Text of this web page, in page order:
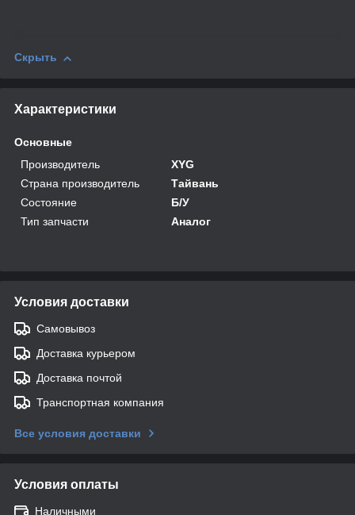
Скрыть
Характеристики
Основные
Производитель
XYG
Страна производитель
Тайвань
Состояние
Б/У
Тип запчасти
Аналог
Условия доставки
Самовывоз
Доставка курьером
Доставка почтой
Транспортная компания
Все условия доставки
Условия оплаты
Наличными